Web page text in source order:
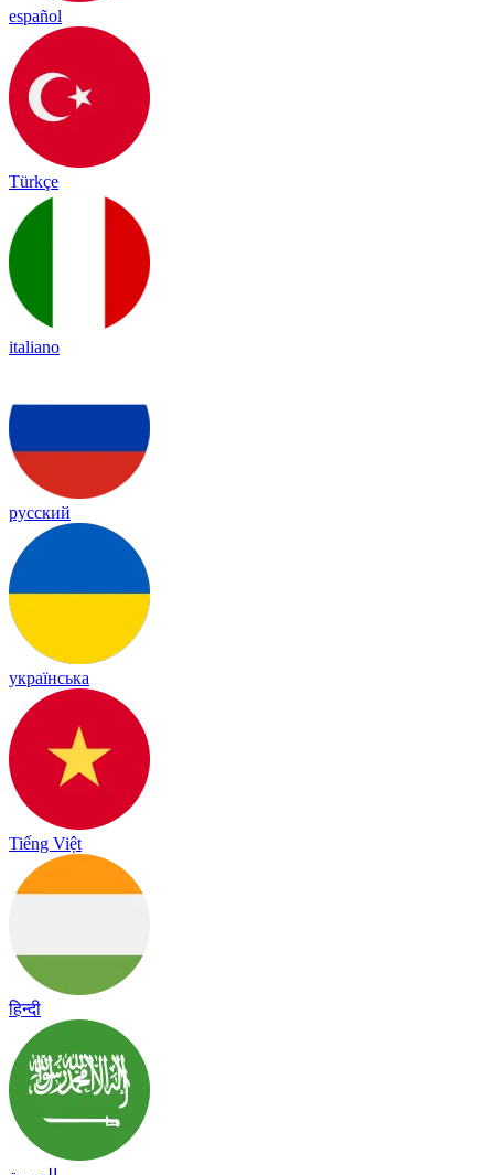
español
Türkçe
italiano
русский
українська
Tiếng Việt
हिन्दी